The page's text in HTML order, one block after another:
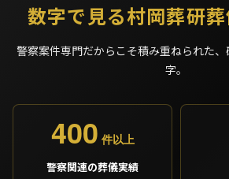
数字で見る村岡葬研
警察案件専門だからこそ積み重ねられた
字。
400 件以上
警察関連の葬儀実績